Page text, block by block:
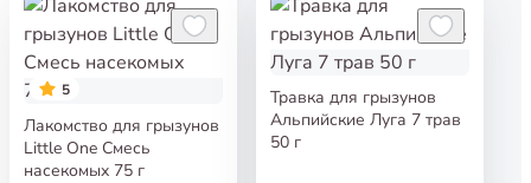
5
Лакомство для грызунов
Little One Смесь
насекомых 75 г
Травка для грызунов
Альпийские Луга 7 трав
50 г